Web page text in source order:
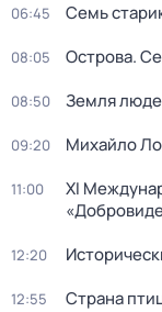
06:45 Семь
08:05 Острова.
08:50 Земля
09:20 Михайло
11:00
XI
12:20
12:55 Страна